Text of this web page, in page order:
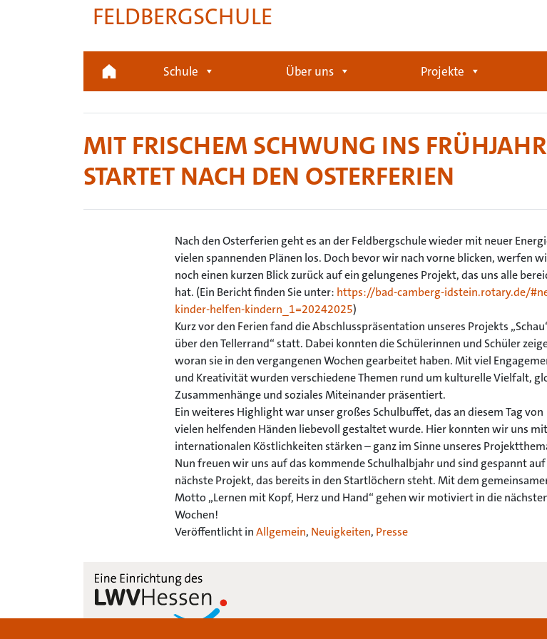
FELDBERGSCHULE
Schule Über uns Projekte
MIT FRISCHEM SCHWUNG INS
STARTET NACH DEN OSTERFERIEN
Nach den Osterferien geht es an der Feldbergschule wieder mit neuer
vielen spannenden Plänen los. Doch bevor wir nach vorne blicken, werfen
noch einen kurzen Blick zurück auf ein gelungenes Projekt, das uns alle
hat. (Ein Bericht finden Sie unter: https://bad-camberg-idstein.rotary.de/
kinder-helfen-kindern_1=20242025)
Kurz vor den Ferien fand die Abschlusspräsentation unseres Projekts
über den Tellerrand“ statt. Dabei konnten die Schülerinnen und Schüler
woran sie in den vergangenen Wochen gearbeitet haben. Mit viel
und Kreativität wurden verschiedene Themen rund um kulturelle Vielfalt,
Zusammenhänge und soziales Miteinander präsentiert.
Ein weiteres Highlight war unser großes Schulbuffet, das an diesem Tag von
vielen helfenden Händen liebevoll gestaltet wurde. Hier konnten wir uns mit
internationalen Köstlichkeiten stärken – ganz im Sinne unseres
Nun freuen wir uns auf das kommende Schulhalbjahr und sind gespannt auf
nächste Projekt, das bereits in den Startlöchern steht. Mit dem
Motto „Lernen mit Kopf, Herz und Hand“ gehen wir motiviert in die
Wochen!
Veröffentlicht inAllgemein, Neuigkeiten, Presse